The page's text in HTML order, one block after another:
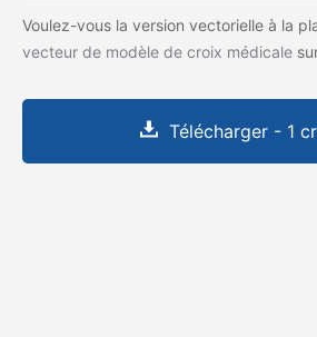
Voulez-vous la version vectorielle à la
vecteur de modèle de croix médicale
Télécharger - 1